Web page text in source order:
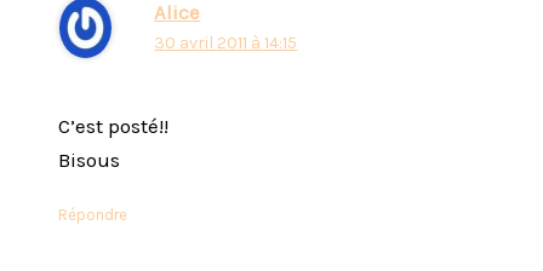
Alice
30 avril 2011 à 14:15
C’est posté!!
Bisous
Répondre